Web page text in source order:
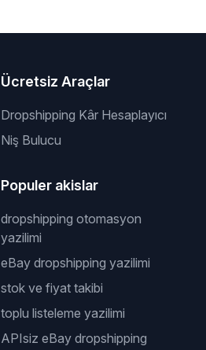
Ücretsiz Araçlar
Dropshipping Kâr Hesaplayıcı
Niş Bulucu
Populer akislar
dropshipping otomasyon
yazilimi
eBay dropshipping yazilimi
stok ve fiyat takibi
toplu listeleme yazilimi
APIsiz eBay dropshipping